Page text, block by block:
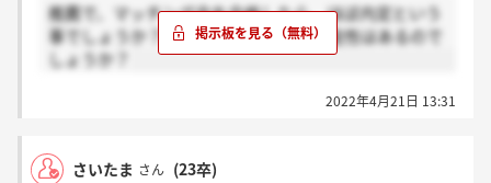
推薦で、マッチング会を合格したら、ほぼ内定という
事でしょうか？最終面談でも落ちる可能性はあるので
しょうか？
2022年4月21日 13:31
さいたま さん (23卒)